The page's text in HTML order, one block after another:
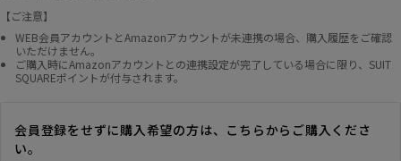
【ご注意】
WEB会員アカウントとAmazonアカウントが未連携の場合、購入履歴をご確認
いただけません。
ご購入時にAmazonアカウントとの連携設定が完了している場合に限り、SUIT
SQUAREポイントが付与されます。
会員登録をせずに購入希望の方は、こちらからご購入くださ
い。